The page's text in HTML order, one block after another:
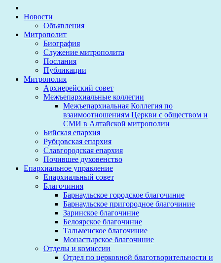
Новости
Объявления
Митрополит
Биография
Служение митрополита
Послания
Публикации
Митрополия
Архиерейский совет
Межъепархиальные коллегии
Межъепархиальная Коллегия по
взаимоотношениям Церкви с обществом и
СМИ в Алтайской митрополии
Бийская епархия
Рубцовская епархия
Славгородская епархия
Почившее духовенство
Епархиальное управление
Епархиальный совет
Благочиния
Барнаульское городское благочиние
Барнаульское пригородное благочиние
Заринское благочиние
Белоярское благочиние
Тальменское благочиние
Монастырское благочиние
Отделы и комиссии
Отдел по церковной благотворительности и